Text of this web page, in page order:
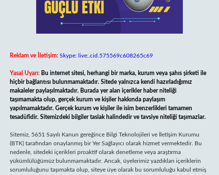
Reklam ve İletişim: Skype: live:.cid.575569c608265c69
Yasal Uyarı: Bu internet sitesi, herhangi bir marka, kurum veya şahıs şirketi ile
hiçbir bağlantısı bulunmamaktadır. Sitede yalnızca kendi hazırladığımız
makaleler paylaşılmaktadır. Burada yer alan içerikler haber niteliği
taşımamakta olup, gerçek kurum ve kişiler hakkında paylaşım
yapılmamaktadır. Gerçek kurum ve kişiler ile isim benzerlikleri tamamen
tesadüfidir. Sitemizdeki bilgiler taslak halindedir ve tavsiye niteliği taşımazlar.
Sitemiz, 5651 Sayılı Kanun gereğince Bilgi Teknolojileri ve İletişim Kurumu
(BTK) tarafından onaylanmış bir Yer Sağlayıcı olarak hizmet vermektedir. Bu
nedenle, sitedeki içerikleri proaktif olarak denetleme veya araştırma
yükümlülüğümüz bulunmamaktadır. Ancak, üyelerimiz yazdıkları içeriklerin
sorumluluğunu taşımakta olup, siteye üye olarak bu sorumluluğu kabul etmiş